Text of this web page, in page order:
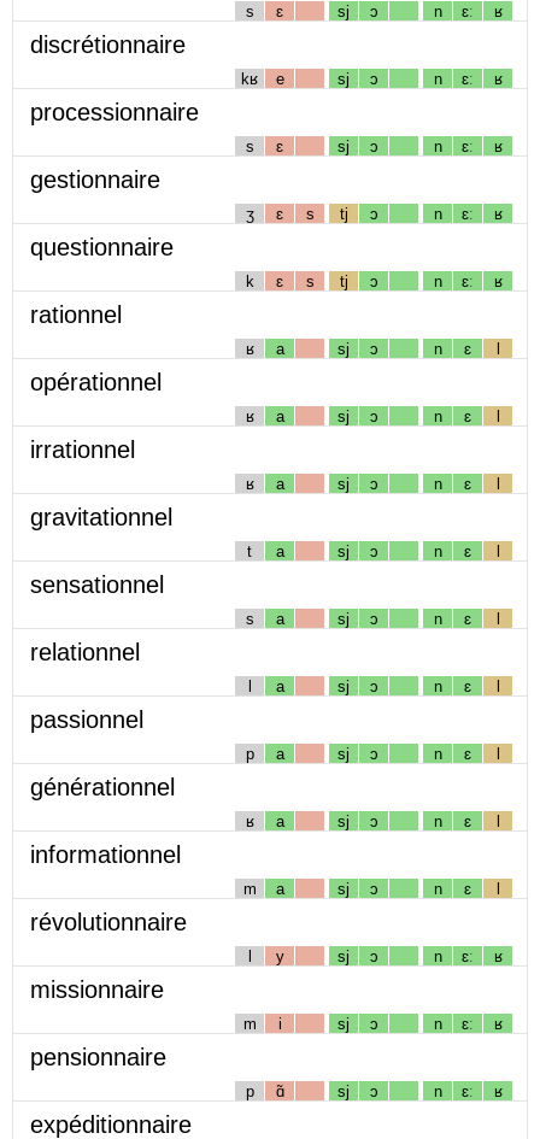
s ɛ sj ɔ n ɛː ʁ
discrétionnaire
kʁ e sj ɔ n ɛː ʁ
processionnaire
s ɛ sj ɔ n ɛː ʁ
gestionnaire
ʒ ɛ s tj ɔ n ɛː ʁ
questionnaire
k ɛ s tj ɔ n ɛː ʁ
rationnel
ʁ a sj ɔ n ɛ l
opérationnel
ʁ a sj ɔ n ɛ l
irrationnel
ʁ a sj ɔ n ɛ l
gravitationnel
t a sj ɔ n ɛ l
sensationnel
s a sj ɔ n ɛ l
relationnel
l a sj ɔ n ɛ l
passionnel
p a sj ɔ n ɛ l
générationnel
ʁ a sj ɔ n ɛ l
informationnel
m a sj ɔ n ɛ l
révolutionnaire
l y sj ɔ n ɛː ʁ
missionnaire
m i sj ɔ n ɛː ʁ
pensionnaire
p ɑ̃ sj ɔ n ɛː ʁ
expéditionnaire